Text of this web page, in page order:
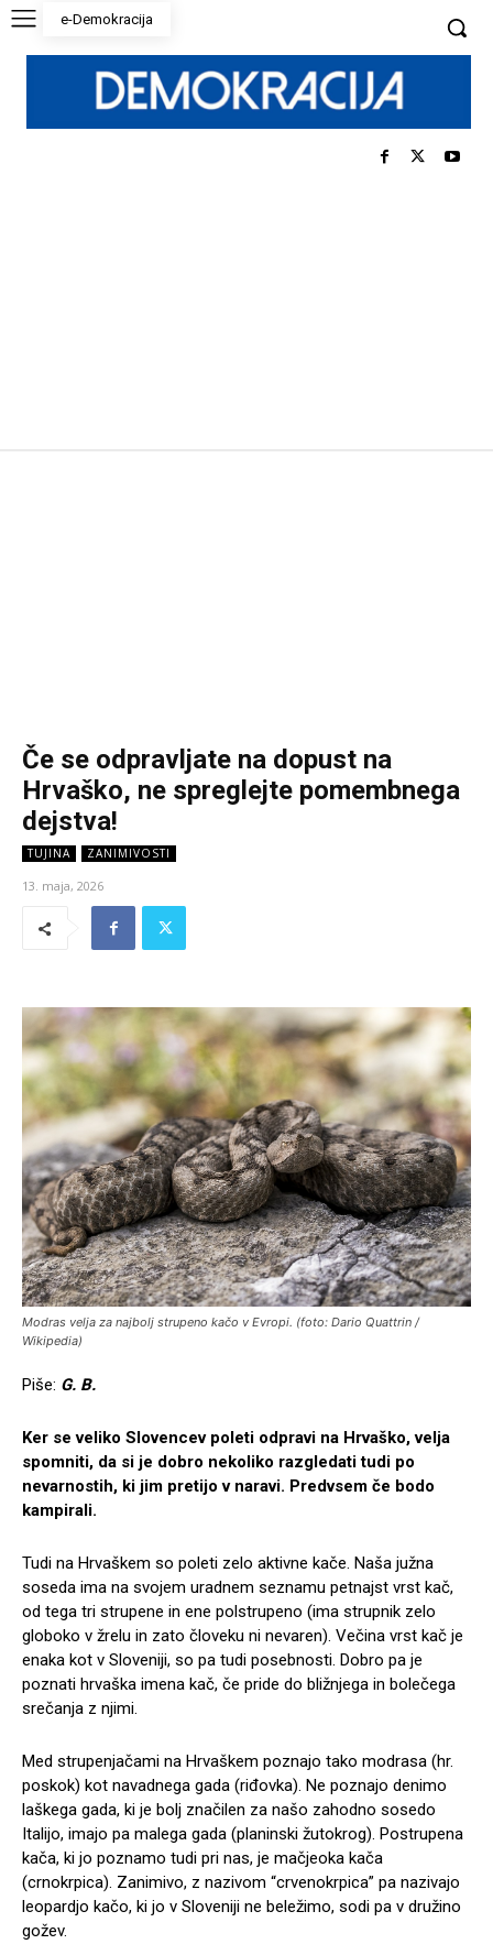
e-Demokracija
Če se odpravljate na dopust na
Hrvaško, ne spreglejte pomembnega
dejstva!
TUJINA ZANIMIVOSTI
13. maja, 2026
Modras velja za najbolj strupeno kačo v Evropi. (foto: Dario Quattrin /
Wikipedia)
Piše: G. B.
Ker se veliko Slovencev poleti odpravi na Hrvaško, velja
spomniti, da si je dobro nekoliko razgledati tudi po
nevarnostih, ki jim pretijo v naravi. Predvsem če bodo
kampirali.
Tudi na Hrvaškem so poleti zelo aktivne kače. Naša južna
soseda ima na svojem uradnem seznamu petnajst vrst kač,
od tega tri strupene in ene polstrupeno (ima strupnik zelo
globoko v žrelu in zato človeku ni nevaren). Večina vrst kač je
enaka kot v Sloveniji, so pa tudi posebnosti. Dobro pa je
poznati hrvaška imena kač, če pride do bližnjega in bolečega
srečanja z njimi.
Med strupenjačami na Hrvaškem poznajo tako modrasa (hr.
poskok) kot navadnega gada (riđovka). Ne poznajo denimo
laškega gada, ki je bolj značilen za našo zahodno sosedo
Italijo, imajo pa malega gada (planinski žutokrog). Postrupena
kača, ki jo poznamo tudi pri nas, je mačjeoka kača
(crnokrpica). Zanimivo, z nazivom “crvenokrpica” pa nazivajo
leopardjo kačo, ki jo v Sloveniji ne beležimo, sodi pa v družino
gožev.